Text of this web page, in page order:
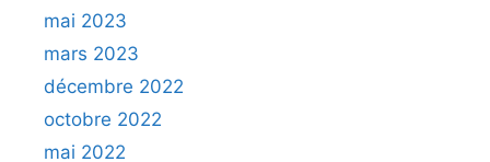
mai 2023
mars 2023
décembre 2022
octobre 2022
mai 2022